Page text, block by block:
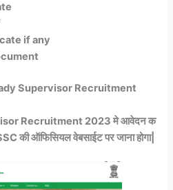
if any
Supervisor Recruitment
Recruitment 2023 मे आवेदन क
की ऑफिसियल वेबसाईट पर जाना होगा|